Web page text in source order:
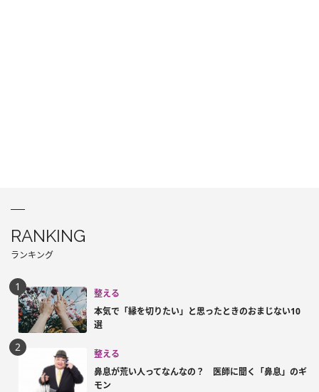
RANKING
ランキング
整える
本気で「縁を切りたい」と思ったときのおまじない10
選
整える
鼻息が荒い人ってなんなの？ 医師に聞く「鼻息」のギ
モン